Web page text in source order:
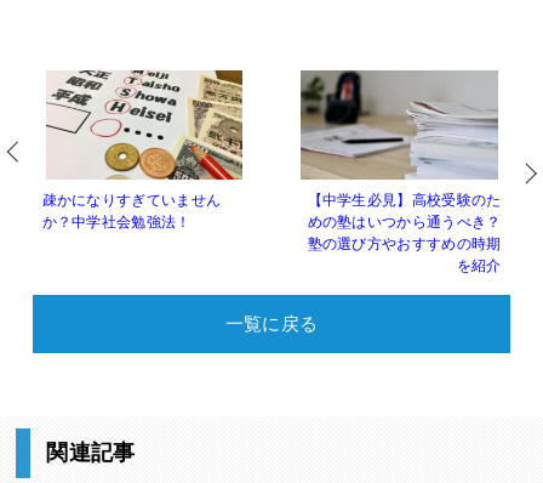
疎かになりすぎていません
か？中学社会勉強法！
一覧に戻る
【中学生必見】高校受験のた
めの塾はいつから通うべき？
塾の選び方やおすすめの時期
を紹介
関連記事